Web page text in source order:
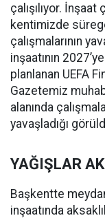
çalışılıyor.
kentimizde
çalışmalarının
inşaatının
planlanan UEFA
Gazetemiz
alanında
yavaşladığı
YAĞIŞLAR
Başkentte
inşaatında